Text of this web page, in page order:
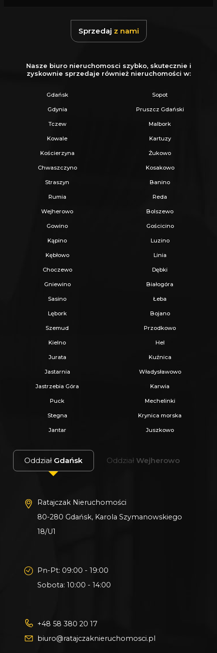
stronie:www.ratajczaknieruchomosci.pl
Sprzedaj z nami
Nasze biuro nieruchomosci szybko, skutecznie i
zyskownie sprzedaje również nieruchomości w:
Gdańsk Sopot
Gdynia Pruszcz Gdański
Tczew Malbork
Kowale Kartuzy
Kościerzyna Żukowo
Chwaszczyno Kosakowo
Straszyn Banino
Rumia Reda
Wejherowo Bolszewo
Gowino Gościcino
Kąpino Luzino
Kębłowo Linia
Choczewo Dębki
Gniewino Białogóra
Sasino Łeba
Lębork Bojano
Szemud Przodkowo
Kielno Hel
Jurata Kuźnica
Jastarnia Władysławowo
Jastrzebia Góra Karwia
Puck Mechelinki
Stegna Krynica morska
Jantar Juszkowo
Oddział Gdańsk Oddział Wejherowo
Ratajczak Nieruchomości
80-280 Gdańsk, Karola Szymanowskiego
18/U1
Pn-Pt: 09:00 - 19:00
Sobota: 10:00 - 14:00
+48 58 380 20 17
biuro@ratajczaknieruchomosci.pl